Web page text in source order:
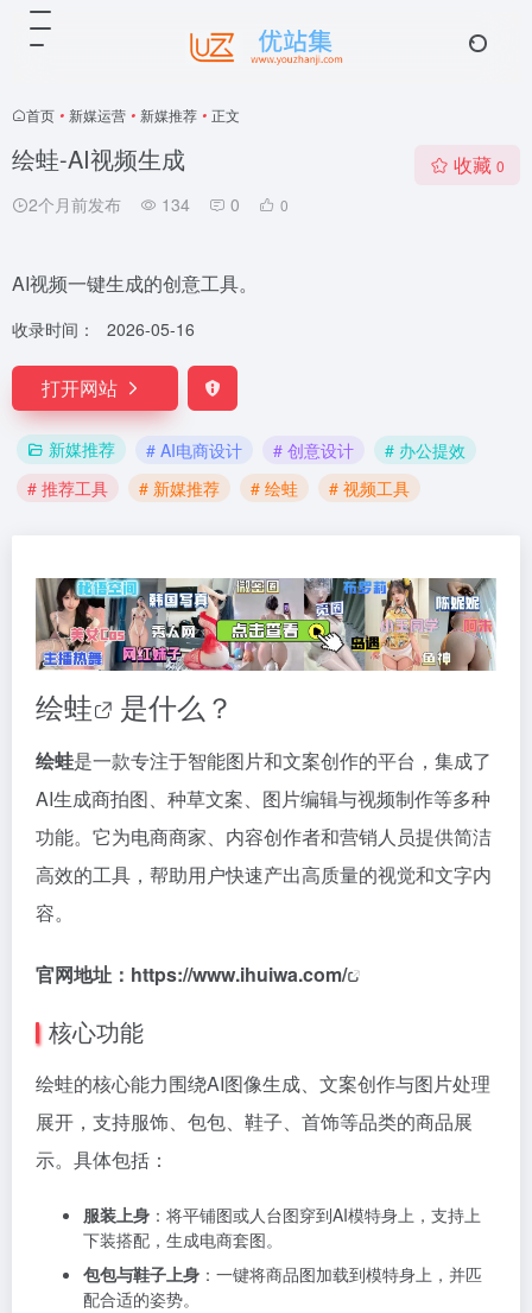
首页 • 新媒运营 • 新媒推荐 • 正文
绘蛙-AI视频生成
2个月前发布 134 0 0
收藏 0
AI视频一键生成的创意工具。
收录时间： 2026-05-16
打开网站
新媒推荐 # AI电商设计 # 创意设计
# 办公提效
# 推荐工具
# 新媒推荐 # 绘蛙 # 视频工具
绘蛙 是什么？
绘蛙是一款专注于智能图片和文案创作的平台，集成了
AI生成商拍图、种草文案、图片编辑与视频制作等多种
功能。它为电商商家、内容创作者和营销人员提供简洁
高效的工具，帮助用户快速产出高质量的视觉和文字内
容。
官网地址： https://www.ihuiwa.com/
核心功能
绘蛙的核心能力围绕AI图像生成、文案创作与图片处理
展开，支持服饰、包包、鞋子、首饰等品类的商品展
示。具体包括：
服装上身 ：将平铺图或人台图穿到AI模特身上，支持上
下装搭配，生成电商套图。
包包与鞋子上身 ：一键将商品图加载到模特身上，并匹
配合适的姿势。